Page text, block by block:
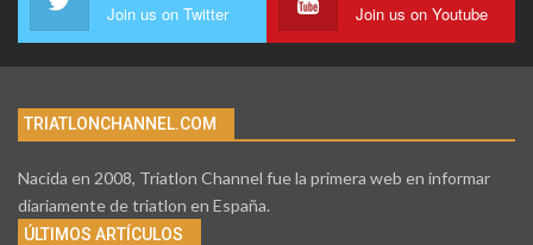
Join us on Twitter Join us on Youtube
TRIATLONCHANNEL.COM
Nacida en 2008, Triatlon Channel fue la primera web en informar
diariamente de triatlon en España.
ÚLTIMOS ARTÍCULOS